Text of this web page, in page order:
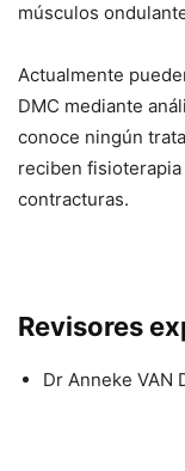
músculos
Actualmente
DMC mediante
conoce ningún
reciben
contracturas.
Revisores
Dr Anneke VAN